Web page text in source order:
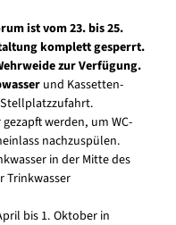
ist vom23. bis 25.
komplett gesperrt.
zur Verfügung.
und Kassetten-
werden, um WC-
nachzuspülen.
in der Mitte des
Trinkwasser
bis 1. Oktober in